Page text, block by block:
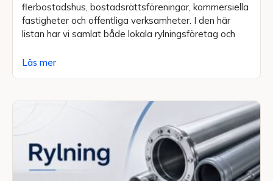
flerbostadshus, bostadsrättsföreningar, kommersiella
fastigheter och offentliga verksamheter. I den här
listan har vi samlat både lokala rylningsföretag och
Läs mer